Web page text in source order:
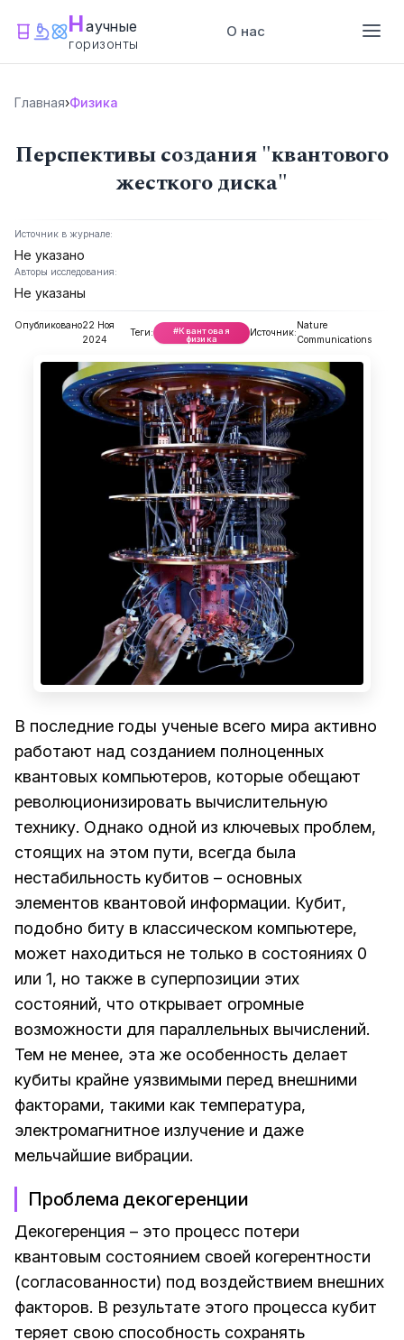
Научные
горизонты
О нас
Главная›Физика
Перспективы создания "квантового
жесткого диска"
Источник в журнале:
Не указано
Авторы исследования:
Не указаны
Опубликовано22 Ноя
2024
Теги:
#Квантовая
физика
Источник:
Nature
Communications
В последние годы ученые всего мира активно
работают над созданием полноценных
квантовых компьютеров, которые обещают
революционизировать вычислительную
технику. Однако одной из ключевых проблем,
стоящих на этом пути, всегда была
нестабильность кубитов – основных
элементов квантовой информации. Кубит,
подобно биту в классическом компьютере,
может находиться не только в состояниях 0
или 1, но также в суперпозиции этих
состояний, что открывает огромные
возможности для параллельных вычислений.
Тем не менее, эта же особенность делает
кубиты крайне уязвимыми перед внешними
факторами, такими как температура,
электромагнитное излучение и даже
мельчайшие вибрации.
Проблема декогеренции
Декогеренция – это процесс потери
квантовым состоянием своей когерентности
(согласованности) под воздействием внешних
факторов. В результате этого процесса кубит
теряет свою способность сохранять